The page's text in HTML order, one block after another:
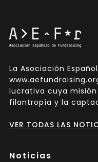
La Asociación
lucrativa cuya
filantropía y la
VER TODAS LAS
Noticias